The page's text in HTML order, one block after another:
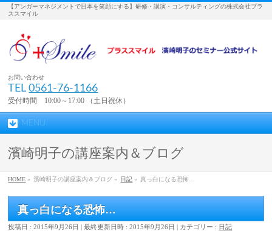
【アンガーマネジメントで日本を笑顔にする】研修・講演・コンサルティングの株式会社プラ
ススマイル
お問い合わせ
TEL0561-76-1166
受付時間 10:00～17:00 （土日祝休）
MENU
濱崎明子の講座案内＆ブログ
HOME » 濱崎明子の講座案内＆ブログ » 日記 » 真っ白になる恐怖…
真っ白になる恐怖…
投稿日 : 2015年9月26日 最終更新日時 : 2015年9月26日 カテゴリー : 日記